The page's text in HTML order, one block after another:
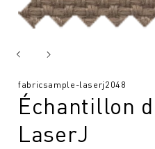
SKU
fabricsample-laserj2048
Échantillon
LaserJ